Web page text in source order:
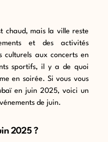
chaud, mais la ville reste
et des activités
culturels aux concerts en
sportifs, il y a de quoi
en soirée. Si vous vous
en juin 2025, voici un
de juin.
2025 ?